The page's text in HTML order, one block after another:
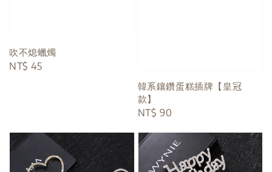
吹不熄蠟燭
Regular
NT$ 45
韓系鑲鑽蛋糕插牌【皇冠
款】
Regular
NT$ 90